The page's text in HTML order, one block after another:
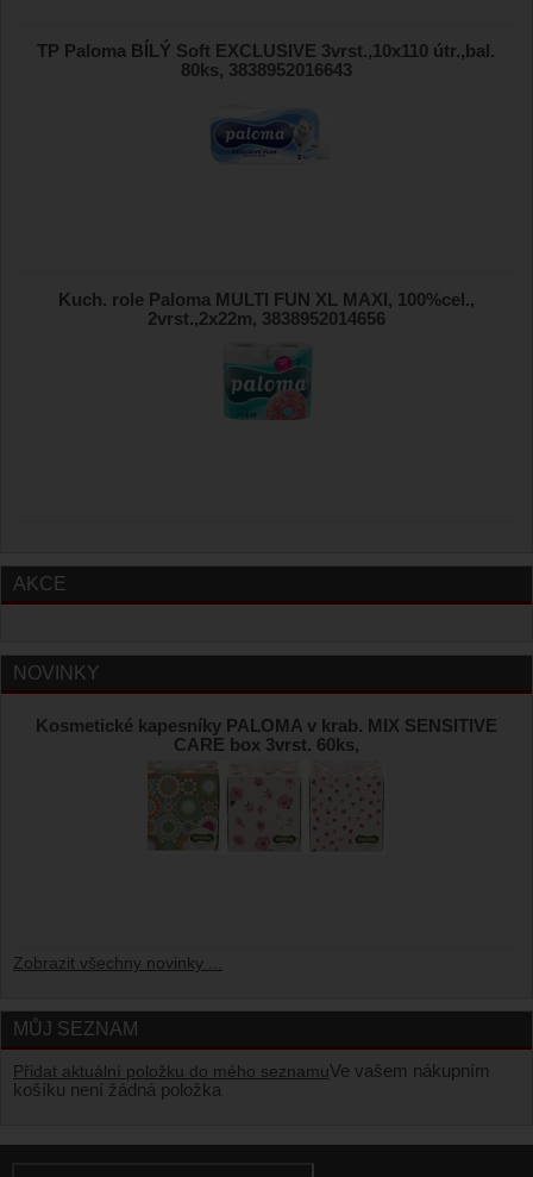
TP Paloma BÍLÝ Soft EXCLUSIVE 3vrst.,10x110 útr.,bal.
80ks, 3838952016643
Kuch. role Paloma MULTI FUN XL MAXI, 100%cel.,
2vrst.,2x22m, 3838952014656
AKCE
NOVINKY
Kosmetické kapesníky PALOMA v krab. MIX SENSITIVE
CARE box 3vrst. 60ks,
Zobrazit všechny novinky ...
MŮJ SEZNAM
Přidat aktuální položku do mého seznamuVe vašem nákupním
košíku není žádná položka